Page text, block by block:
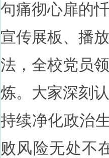
句痛彻心扉的
宣传展板、播
法，全校党员
炼。大家深刻
持续净化政治
败风险无处不